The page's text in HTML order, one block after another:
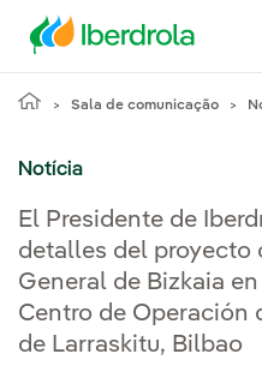
Sala de comunicação
Notícia
El Presidente de
detalles del proyecto
General de Bizkaia
Centro de Operación
de Larraskitu, Bilbao